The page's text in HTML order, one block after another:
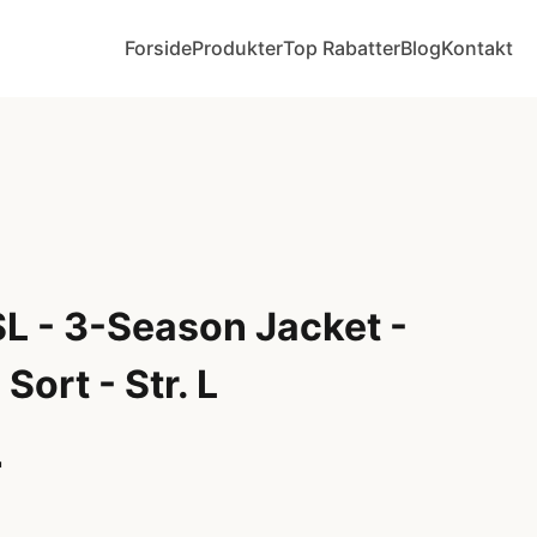
ForsideProdukterTop RabatterBlogKontakt
- 3-Season Jacket -
- Str. L